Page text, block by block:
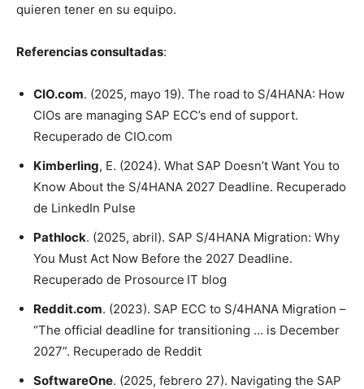
quieren tener en su equipo.
Referencias consultadas:
CIO.com. (2025, mayo 19). The road to S/4HANA: How
CIOs are managing SAP ECC’s end of support.
Recuperado de CIO.com
Kimberling, E. (2024). What SAP Doesn’t Want You to
Know About the S/4HANA 2027 Deadline. Recuperado
de LinkedIn Pulse
Pathlock. (2025, abril). SAP S/4HANA Migration: Why
You Must Act Now Before the 2027 Deadline.
Recuperado de Prosource IT blog
Reddit.com. (2023). SAP ECC to S/4HANA Migration –
“The official deadline for transitioning … is December
2027”. Recuperado de Reddit
SoftwareOne. (2025, febrero 27). Navigating the SAP